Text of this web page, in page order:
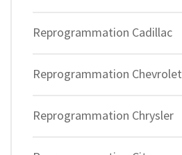
Reprogrammation Cadillac
Reprogrammation Chevrolet
Reprogrammation Chrysler